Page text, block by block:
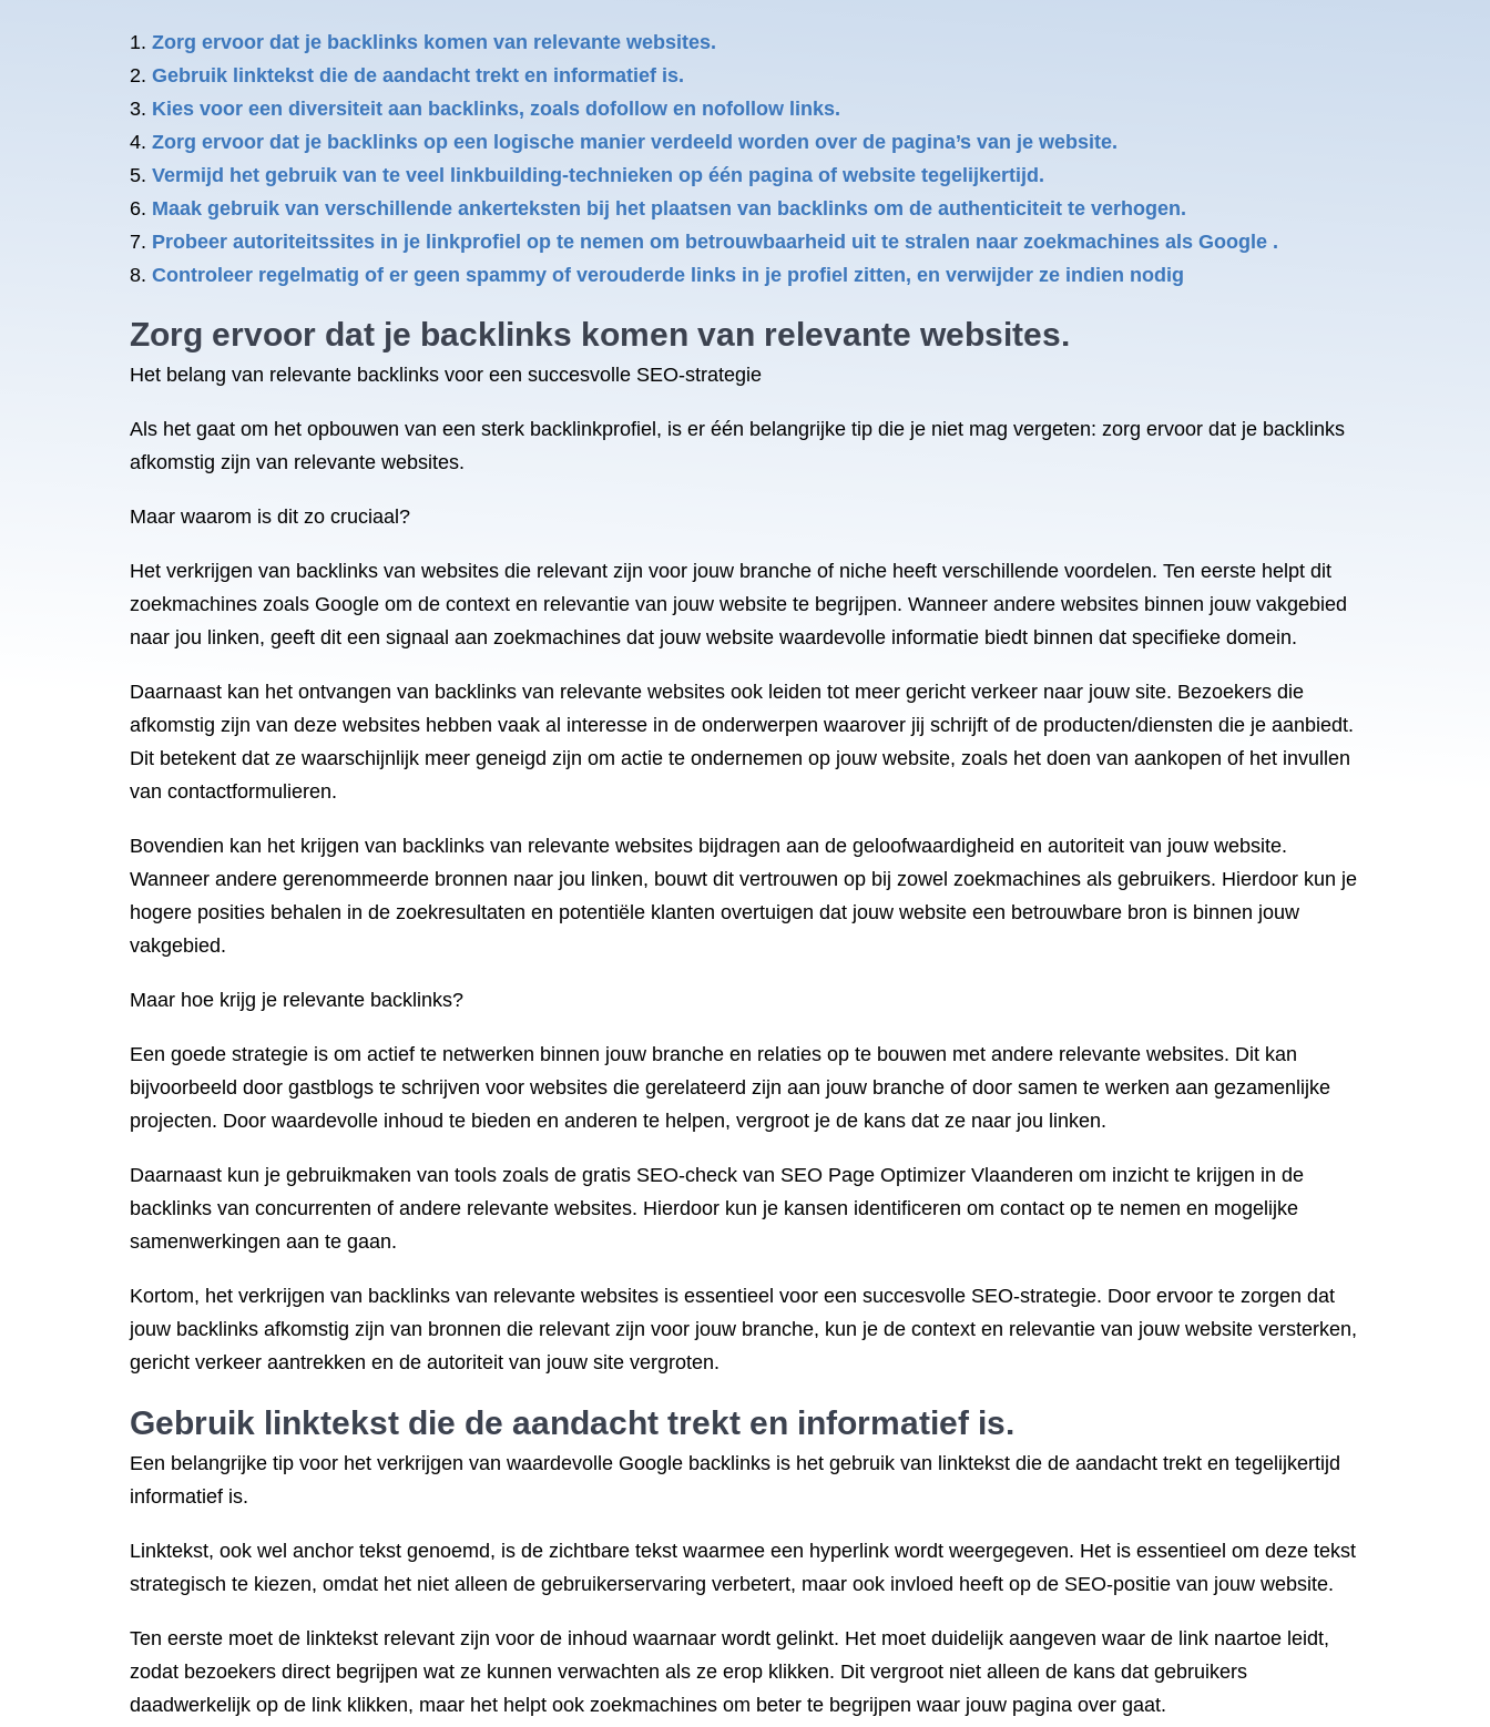
Zorg ervoor dat je backlinks komen van relevante websites.
Gebruik linktekst die de aandacht trekt en informatief is.
Kies voor een diversiteit aan backlinks, zoals dofollow en nofollow links.
Zorg ervoor dat je backlinks op een logische manier verdeeld worden over de pagina’s van je website.
Vermijd het gebruik van te veel linkbuilding-technieken op één pagina of website tegelijkertijd.
Maak gebruik van verschillende ankerteksten bij het plaatsen van backlinks om de authenticiteit te verhogen.
Probeer autoriteitssites in je linkprofiel op te nemen om betrouwbaarheid uit te stralen naar zoekmachines als Google .
Controleer regelmatig of er geen spammy of verouderde links in je profiel zitten, en verwijder ze indien nodig
Zorg ervoor dat je backlinks komen van relevante websites.
Het belang van relevante backlinks voor een succesvolle SEO-strategie
Als het gaat om het opbouwen van een sterk backlinkprofiel, is er één belangrijke tip die je niet mag vergeten: zorg ervoor dat je backlinks
afkomstig zijn van relevante websites.
Maar waarom is dit zo cruciaal?
Het verkrijgen van backlinks van websites die relevant zijn voor jouw branche of niche heeft verschillende voordelen. Ten eerste helpt dit
zoekmachines zoals Google om de context en relevantie van jouw website te begrijpen. Wanneer andere websites binnen jouw vakgebied
naar jou linken, geeft dit een signaal aan zoekmachines dat jouw website waardevolle informatie biedt binnen dat specifieke domein.
Daarnaast kan het ontvangen van backlinks van relevante websites ook leiden tot meer gericht verkeer naar jouw site. Bezoekers die
afkomstig zijn van deze websites hebben vaak al interesse in de onderwerpen waarover jij schrijft of de producten/diensten die je aanbiedt.
Dit betekent dat ze waarschijnlijk meer geneigd zijn om actie te ondernemen op jouw website, zoals het doen van aankopen of het invullen
van contactformulieren.
Bovendien kan het krijgen van backlinks van relevante websites bijdragen aan de geloofwaardigheid en autoriteit van jouw website.
Wanneer andere gerenommeerde bronnen naar jou linken, bouwt dit vertrouwen op bij zowel zoekmachines als gebruikers. Hierdoor kun je
hogere posities behalen in de zoekresultaten en potentiële klanten overtuigen dat jouw website een betrouwbare bron is binnen jouw
vakgebied.
Maar hoe krijg je relevante backlinks?
Een goede strategie is om actief te netwerken binnen jouw branche en relaties op te bouwen met andere relevante websites. Dit kan
bijvoorbeeld door gastblogs te schrijven voor websites die gerelateerd zijn aan jouw branche of door samen te werken aan gezamenlijke
projecten. Door waardevolle inhoud te bieden en anderen te helpen, vergroot je de kans dat ze naar jou linken.
Daarnaast kun je gebruikmaken van tools zoals de gratis SEO-check van SEO Page Optimizer Vlaanderen om inzicht te krijgen in de
backlinks van concurrenten of andere relevante websites. Hierdoor kun je kansen identificeren om contact op te nemen en mogelijke
samenwerkingen aan te gaan.
Kortom, het verkrijgen van backlinks van relevante websites is essentieel voor een succesvolle SEO-strategie. Door ervoor te zorgen dat
jouw backlinks afkomstig zijn van bronnen die relevant zijn voor jouw branche, kun je de context en relevantie van jouw website versterken,
gericht verkeer aantrekken en de autoriteit van jouw site vergroten.
Gebruik linktekst die de aandacht trekt en informatief is.
Een belangrijke tip voor het verkrijgen van waardevolle Google backlinks is het gebruik van linktekst die de aandacht trekt en tegelijkertijd
informatief is.
Linktekst, ook wel anchor tekst genoemd, is de zichtbare tekst waarmee een hyperlink wordt weergegeven. Het is essentieel om deze tekst
strategisch te kiezen, omdat het niet alleen de gebruikerservaring verbetert, maar ook invloed heeft op de SEO-positie van jouw website.
Ten eerste moet de linktekst relevant zijn voor de inhoud waarnaar wordt gelinkt. Het moet duidelijk aangeven waar de link naartoe leidt,
zodat bezoekers direct begrijpen wat ze kunnen verwachten als ze erop klikken. Dit vergroot niet alleen de kans dat gebruikers
daadwerkelijk op de link klikken, maar het helpt ook zoekmachines om beter te begrijpen waar jouw pagina over gaat.